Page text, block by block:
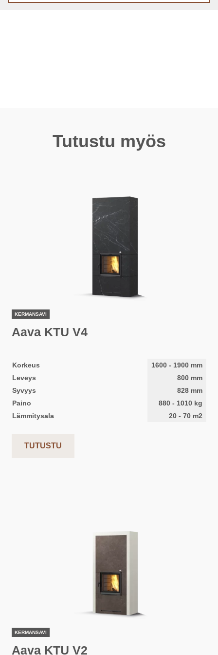
Tutustu myös
KERMANSAVI
Aava KTU V4
Korkeus 1600 - 1900 mm
Leveys
800 mm
Syvyys
828 mm
Paino
880 - 1010 kg
Lämmitysala
20 - 70 m2
TUTUSTU
KERMANSAVI
Aava KTU V2